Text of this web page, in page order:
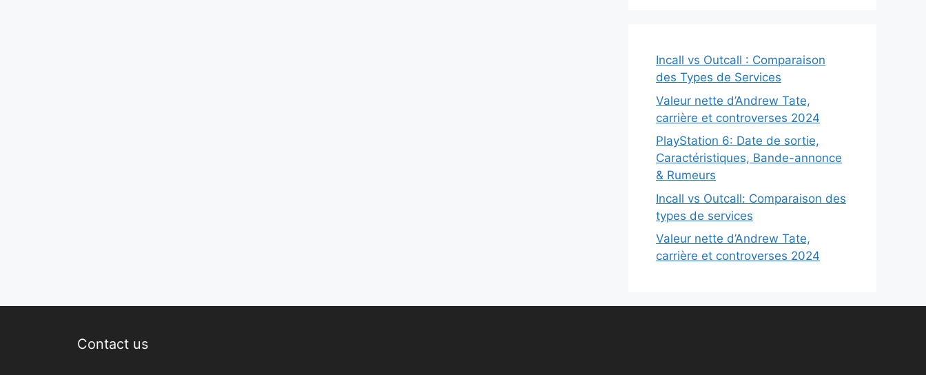
Incall vs Outcall : Comparaison
des Types de Services
Valeur nette d’Andrew Tate,
carrière et controverses 2024
PlayStation 6: Date de sortie,
Caractéristiques, Bande-annonce
& Rumeurs
Incall vs Outcall: Comparaison des
types de services
Valeur nette d’Andrew Tate,
carrière et controverses 2024
Contact us